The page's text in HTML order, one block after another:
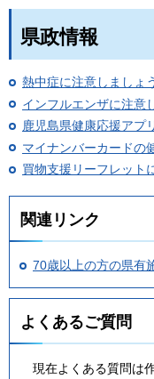
県政情報
熱中症に注意しましょ
インフルエンザに注意
鹿児島県健康応援アプ
マイナンバーカードの
買物支援リーフレット
関連リンク
70歳以上の方の県有
よくあるご質問
現在よくある質問は